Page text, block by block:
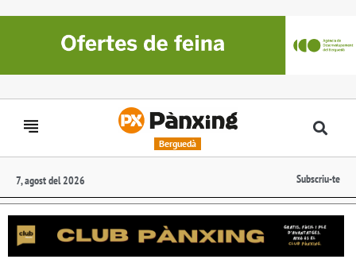
Berguedà
7, agost del 2026 Subscriu-te